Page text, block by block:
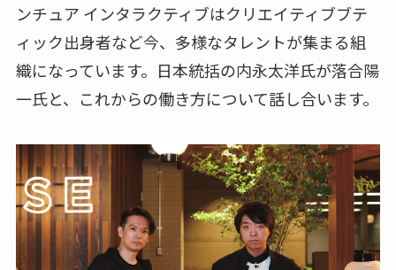
ンチュア インタラクティブはクリエイティブブテ
ィック出身者など今、多様なタレントが集まる組
織になっています。日本統括の内永太洋氏が落合陽
一氏と、これからの働き方について話し合います。